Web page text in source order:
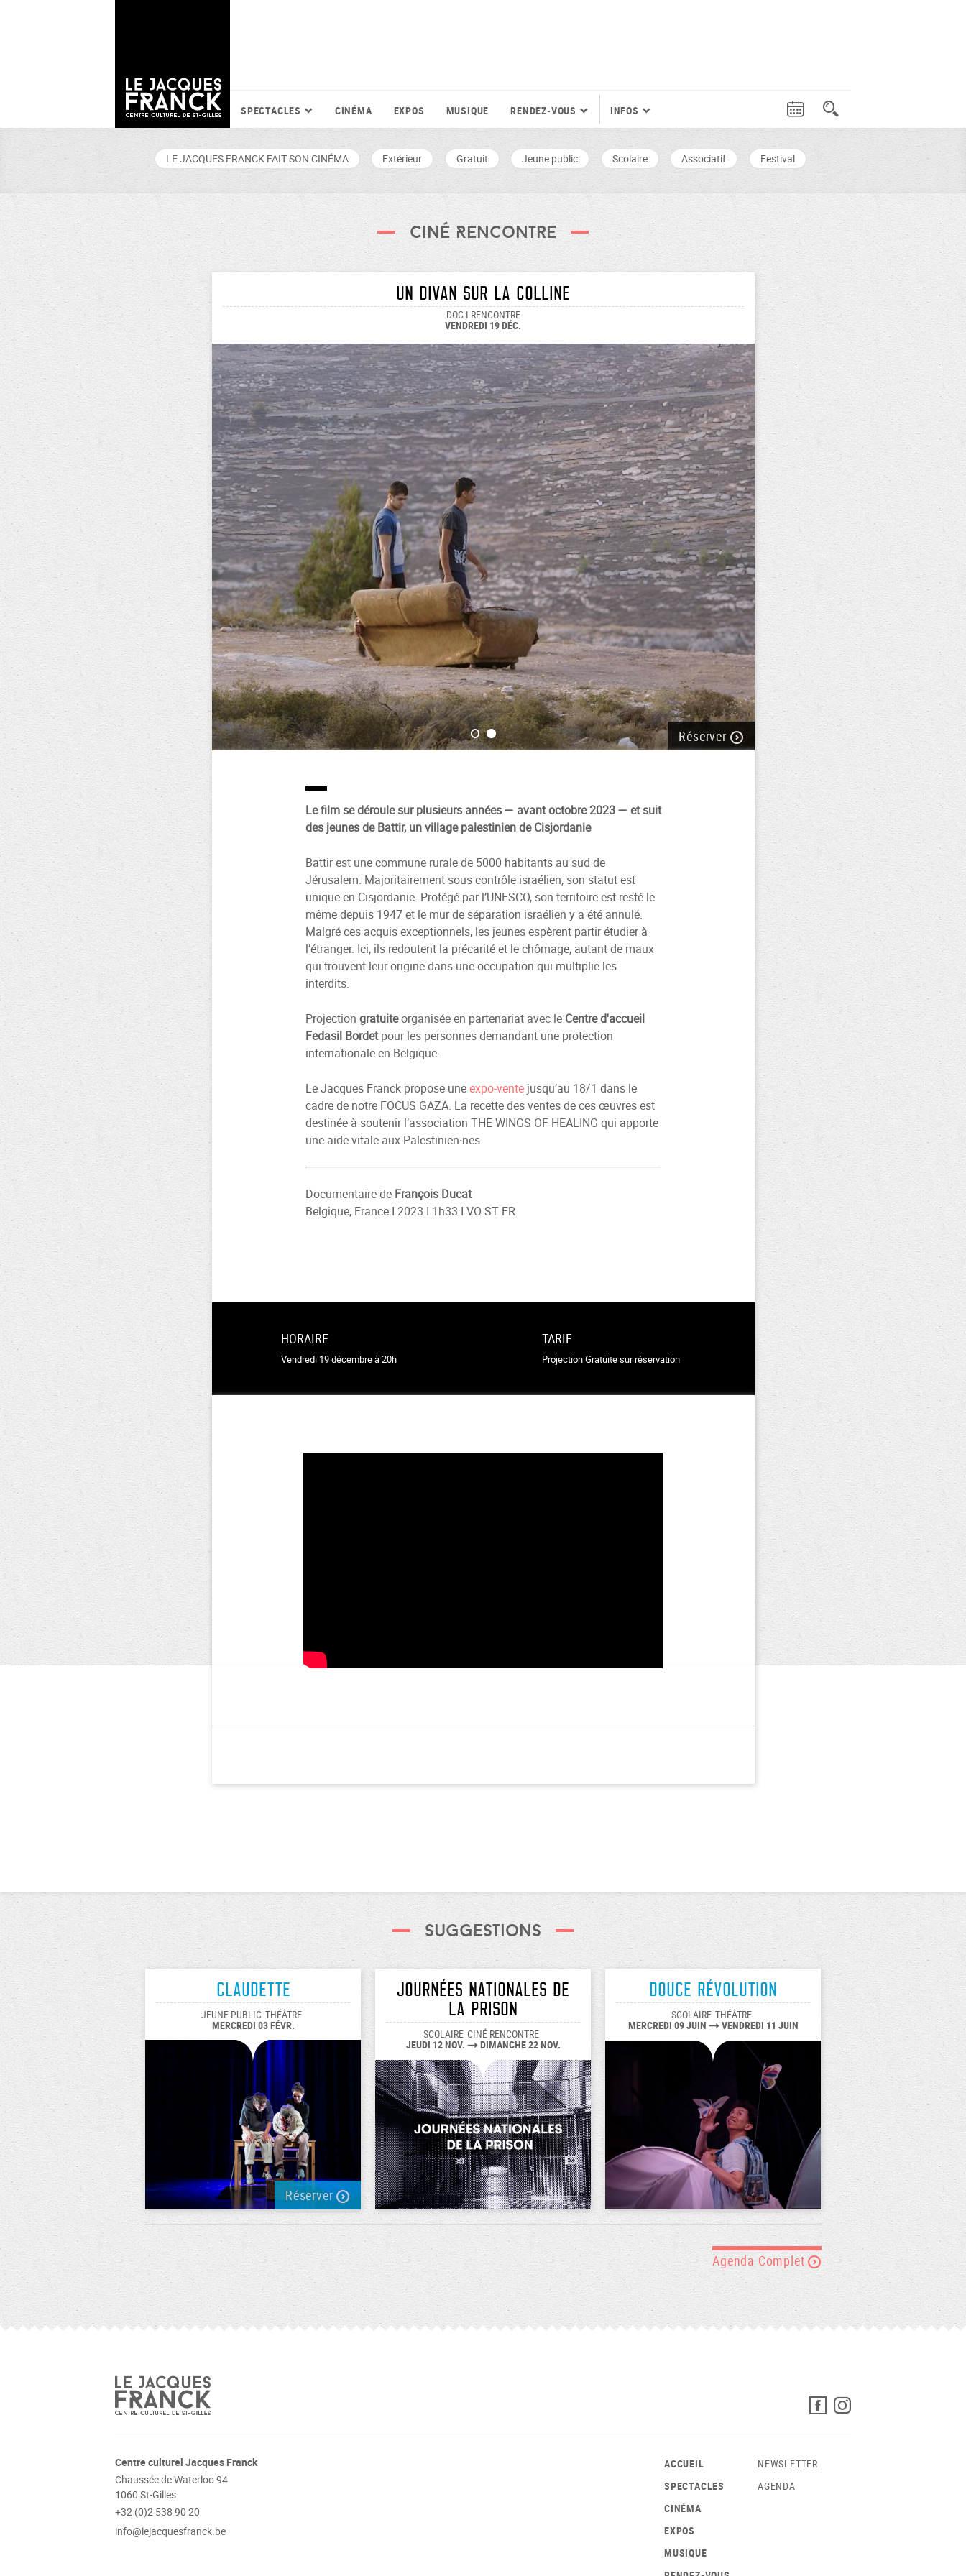
SPECTACLES CINÉMA EXPOS MUSIQUE RENDEZ-VOUS INFOS
LE JACQUES FRANCK FAIT SON CINÉMA Extérieur Gratuit Jeune public Scolaire Associatif Festival
Ciné Rencontre
Un divan sur la colline
DOC I RENCONTRE
VENDREDI 19 DÉC.
Réserver
Le film se déroule sur plusieurs années — avant octobre 2023 — et suit
des jeunes de Battir, un village palestinien de Cisjordanie
Battir est une commune rurale de 5000 habitants au sud de
Jérusalem. Majoritairement sous contrôle israélien, son statut est
unique en Cisjordanie. Protégé par l’UNESCO, son territoire est resté le
même depuis 1947 et le mur de séparation israélien y a été annulé.
Malgré ces acquis exceptionnels, les jeunes espèrent partir étudier à
l’étranger. Ici, ils redoutent la précarité et le chômage, autant de maux
qui trouvent leur origine dans une occupation qui multiplie les
interdits.
Projection gratuiteorganisée en partenariat avec le Centre d'accueil
Fedasil Bordetpour les personnes demandant une protection
internationale en Belgique.
Le Jacques Franck propose uneexpo-ventejusqu’au 18/1 dans le
cadre de notre FOCUS GAZA. La recette des ventes de ces œuvres est
destinée à soutenir l’association THE WINGS OF HEALING qui apporte
une aide vitale aux Palestinien·nes.
Documentaire de François Ducat
Belgique, France I 2023 I 1h33 I VO ST FR
HORAIRE
Vendredi 19 décembre à 20h
TARIF
Projection Gratuite sur réservation
Suggestions
Claudette
JEUNE PUBLIC THÉÂTRE
MERCREDI 03 FÉVR.
Réserver
Journées nationales de
la prison
SCOLAIRE CINÉ RENCONTRE
JEUDI 12 NOV. DIMANCHE 22 NOV.
Douce révolution
SCOLAIRE THÉÂTRE
MERCREDI 09 JUIN VENDREDI 11 JUIN
Agenda Complet
Centre culturel Jacques Franck
Chaussée de Waterloo 94
1060 St-Gilles
+32 (0)2 538 90 20
info@lejacquesfranck.be
ACCUEIL
SPECTACLES
CINÉMA
EXPOS
MUSIQUE
NEWSLETTER
AGENDA